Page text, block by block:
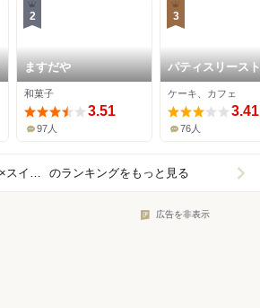
2
ますだや
和菓子
3.51
97人
3
パティスリース
ブール NOVA店
ケーキ、カフェ
3.41
76人
上大岡・永谷×スイーツ のランキングをもっと見る
広告を非表示